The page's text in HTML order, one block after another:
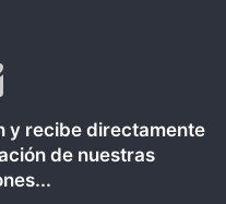
y recibe directamente
de nuestras